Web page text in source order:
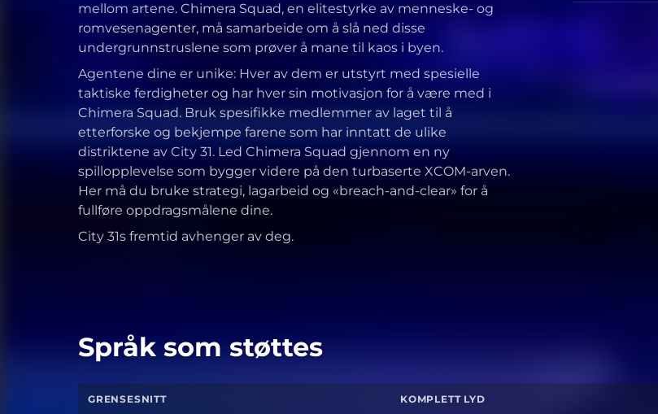
mellom artene. Chimera Squad, en elitestyrke av menneske- og
romvesenagenter, må samarbeide om å slå ned disse
undergrunnstruslene som prøver å mane til kaos i byen.
Agentene dine er unike: Hver av dem er utstyrt med spesielle
taktiske ferdigheter og har hver sin motivasjon for å være med i
Chimera Squad. Bruk spesifikke medlemmer av laget til å
etterforske og bekjempe farene som har inntatt de ulike
distriktene av City 31. Led Chimera Squad gjennom en ny
spillopplevelse som bygger videre på den turbaserte XCOM-arven.
Her må du bruke strategi, lagarbeid og «breach-and-clear» for å
fullføre oppdragsmålene dine.
City 31s fremtid avhenger av deg.
Språk som støttes
GRENSESNITT KOMPLETT LYD